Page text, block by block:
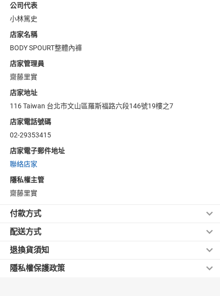
公司代表
小林篤史
店家名稱
BODY SPOURT整體內褲
店家管理員
齋藤里實
店家地址
116 Taiwan 台北市文山區羅斯福路六段146號19樓之7
店家電話號碼
02-29353415
店家電子郵件地址
聯絡店家
隱私權主管
齋藤里實
付款方式
信用卡付款
《信用卡付款(一次付清/分期付款)》：
如果訂購時選擇信用卡付款，須請您務必詳實填寫您的資料，以
方便與銀行做信用卡資料核對 。
配送方式
7-11 門市取貨
退換貨須知
一、本店鋪依消費者保護法第十九條第一項提供所有消費
隱私權保護政策